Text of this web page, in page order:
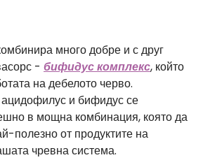
много добре и с друг
- бифидус комплекс, който
на дебелото черво.
и бифидус се
в мощна комбинация, която да
полезно от продуктите на
чревна система.